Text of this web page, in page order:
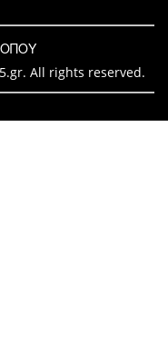
All rights reserved.